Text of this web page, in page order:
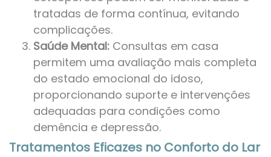
tratadas de forma contínua, evitando
complicações.
Saúde Mental: Consultas em casa
permitem uma avaliação mais completa
do estado emocional do idoso,
proporcionando suporte e intervenções
adequadas para condições como
demência e depressão.
Tratamentos Eficazes no Conforto do Lar